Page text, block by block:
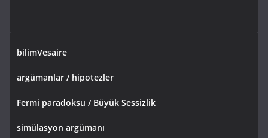
bilimVesaire
argümanlar / hipotezler
Fermi paradoksu / Büyük Sessizlik
simülasyon argümanı